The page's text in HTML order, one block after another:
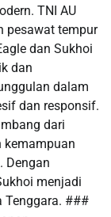
TNI AU
pesawat tempur
dan Sukhoi
dan
dalam
dan responsif.
dari
kemampuan
Dengan
menjadi
Tenggara. ###